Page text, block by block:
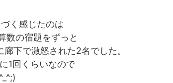
く感じたのは
数の宿題をずっと
下で激怒された2名でした。
1回くらいなので